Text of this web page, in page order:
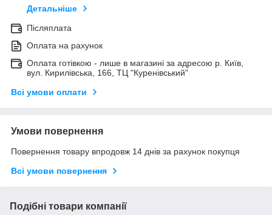
Детальніше
Післяплата
Оплата на рахунок
Оплата готівкою - лише в магазині за адресою р. Київ,
вул. Кирилівська, 166, ТЦ "Куренівський"
Всі умови оплати
Умови повернення
Повернення товару впродовж 14 днів за рахунок покупця
Всі умови повернення
Подібні товари компанії